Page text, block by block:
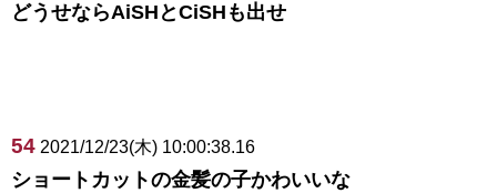
どうせならAiSHとCiSHも出せ
54 2021/12/23(木) 10:00:38.16
ショートカットの金髪の子かわいいな